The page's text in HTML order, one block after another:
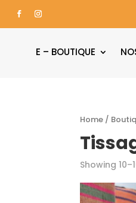
E – BOUTIQUE
Home /
Showing